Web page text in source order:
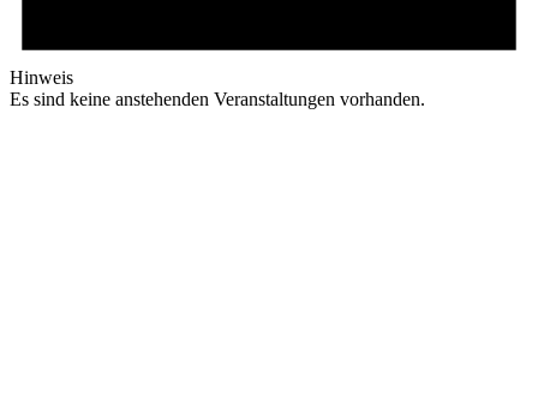
Hinweis
Es sind keine anstehenden Veranstaltungen vorhanden.